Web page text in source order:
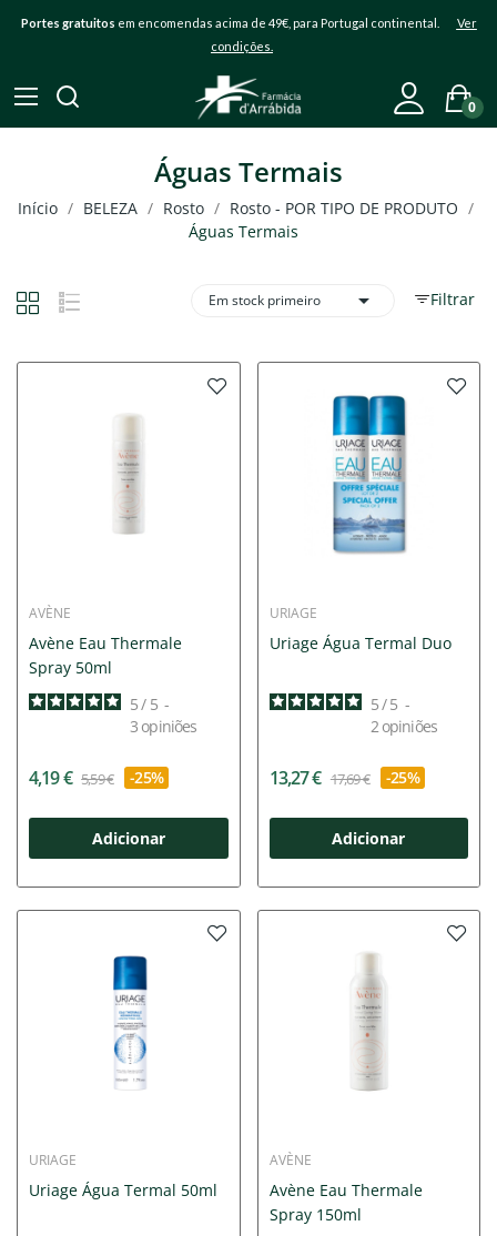
Portes gratuitos em encomendas acima de 49€, para Portugal continental. Ver
condições.
0
Águas Termais
Início BELEZA Rosto
Rosto - POR TIPO DE PRODUTO
Águas Termais
Filtrar
Em stock primeiro 
AVÈNE
Avène Eau Thermale
Spray 50ml
5/ 5 -
3 opiniões
4,19 € 5,59 € -25%
Adicionar
URIAGE
Uriage Água Termal Duo
5/ 5 -
2 opiniões
13,27 € 17,69 € -25%
Adicionar
URIAGE
Uriage Água Termal 50ml
AVÈNE
Avène Eau Thermale
Spray 150ml